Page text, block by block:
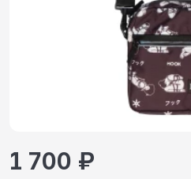
1 700 ₽